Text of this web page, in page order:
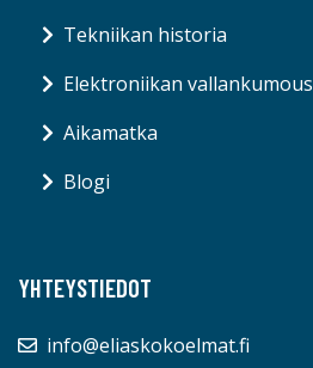
Tekniikan historia
Elektroniikan vallankumous
Aikamatka
Blogi
YHTEYSTIEDOT
info@eliaskokoelmat.fi